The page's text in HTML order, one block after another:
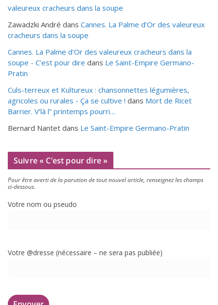
valeureux cracheurs dans la soupe
Zawadzki André dans Cannes. La Palme d’Or des valeureux
cracheurs dans la soupe
Cannes. La Palme d'Or des valeureux cracheurs dans la
soupe - C’est pour dire dans Le Saint-Empire Germano-
Pratin
Culs-terreux et Kultureux : chansonnettes légumières,
agricoles ou rurales - Ça se cultive ! dans Mort de Ricet
Barrier. V’là l” printemps pourri…
Bernard Nantet dans Le Saint-Empire Germano-Pratin
Suivre « C’est pour dire »
Pour être aver­ti de la paru­tion de tout nou­vel article, ren­sei­gnez les champs
ci-dessous.
Votre nom ou pseudo
Votre @dresse (néces­saire – ne sera pas publiée)